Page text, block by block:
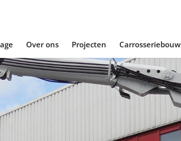
Over ons Projecten Carrosseriebouw